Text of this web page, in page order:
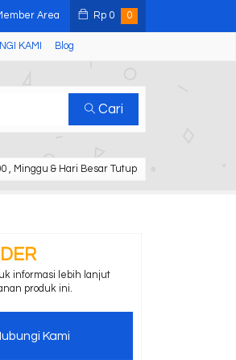
Area Rp 0 0
KAMI Blog
Cari
, Minggu & Hari Besar Tutup
informasi lebih lanjut
produk ini.
Kami